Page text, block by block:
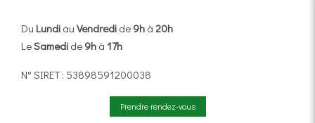
Du Lundi au Vendredi de 9h à 20h
LeSamedi de 9h à 17h
N° SIRET : 53898591200038
Prendre rendez-vous